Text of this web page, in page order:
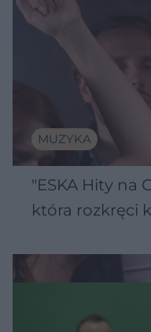
MUZYKA
"ESKA Hity na
która rozkręci